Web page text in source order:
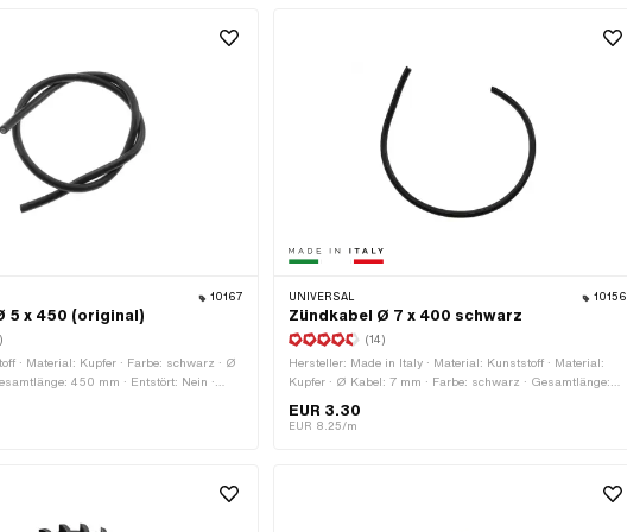
10167
5 x 450 (original)
· Material: Kupfer · Farbe: schwarz · Ø
450 mm · Entstört: Nein ·
UNIVERSAL 10156
Zündkabel Ø 7 x 400 schwarz
(14)
Hersteller: Made in Italy · Material: Kunststoff · Material:
Kupfer · Ø Kabel: 7 mm · Farbe: schwarz · Gesamtlänge:
OEM-Nr.: A3939 · Sachs OEM-Nr.: 0665 016 101
EUR 3.30
EUR 8.25/m